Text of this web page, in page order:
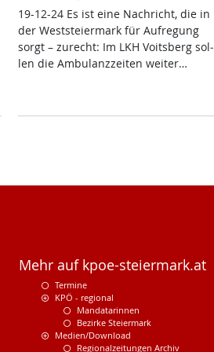
19-12-24 Es ist ei­ne Nach­richt, die in
der West­s­tei­er­mark für Auf­re­gung
sorgt – zu­recht: Im LKH Voits­berg sol­
len die Am­bu­lanz­zei­ten wei­ter…
Mehr auf kpoe-steiermark.at
Termine
KPÖ - regional
Mandatarinnen
Bezirke Steiermark
Medien/Download
Regionalzeitungen Archiv